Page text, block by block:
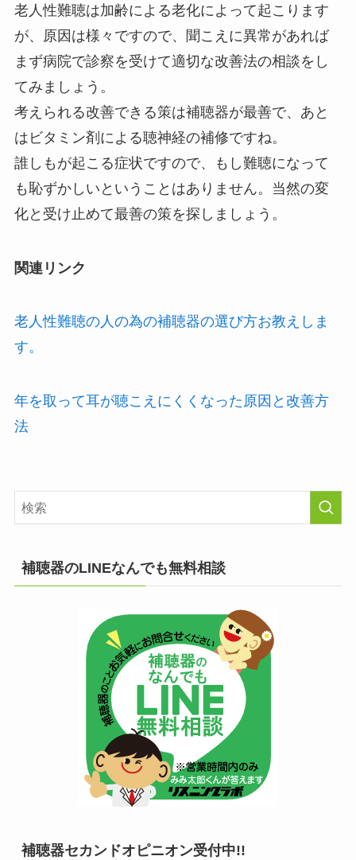
老人性難聴は加齢による老化によって起こります
が、原因は様々ですので、聞こえに異常があれば
まず病院で診察を受けて適切な改善法の相談をし
てみましょう。
考えられる改善できる策は補聴器が最善で、あと
はビタミン剤による聴神経の補修ですね。
誰しもが起こる症状ですので、もし難聴になって
も恥ずかしいということはありません。当然の変
化と受け止めて最善の策を探しましょう。
関連リンク
老人性難聴の人の為の補聴器の選び方お教えしま
す。
年を取って耳が聴こえにくくなった原因と改善方
法
補聴器のLINEなんでも無料相談
補聴器セカンドオピニオン受付中!!